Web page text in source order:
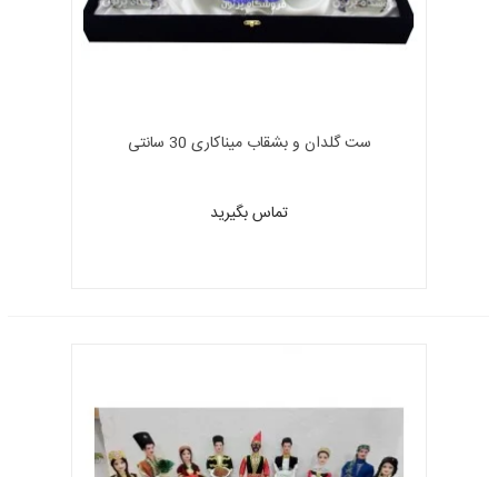
ست گلدان و بشقاب میناکاری 30 سانتی
تماس بگیرید